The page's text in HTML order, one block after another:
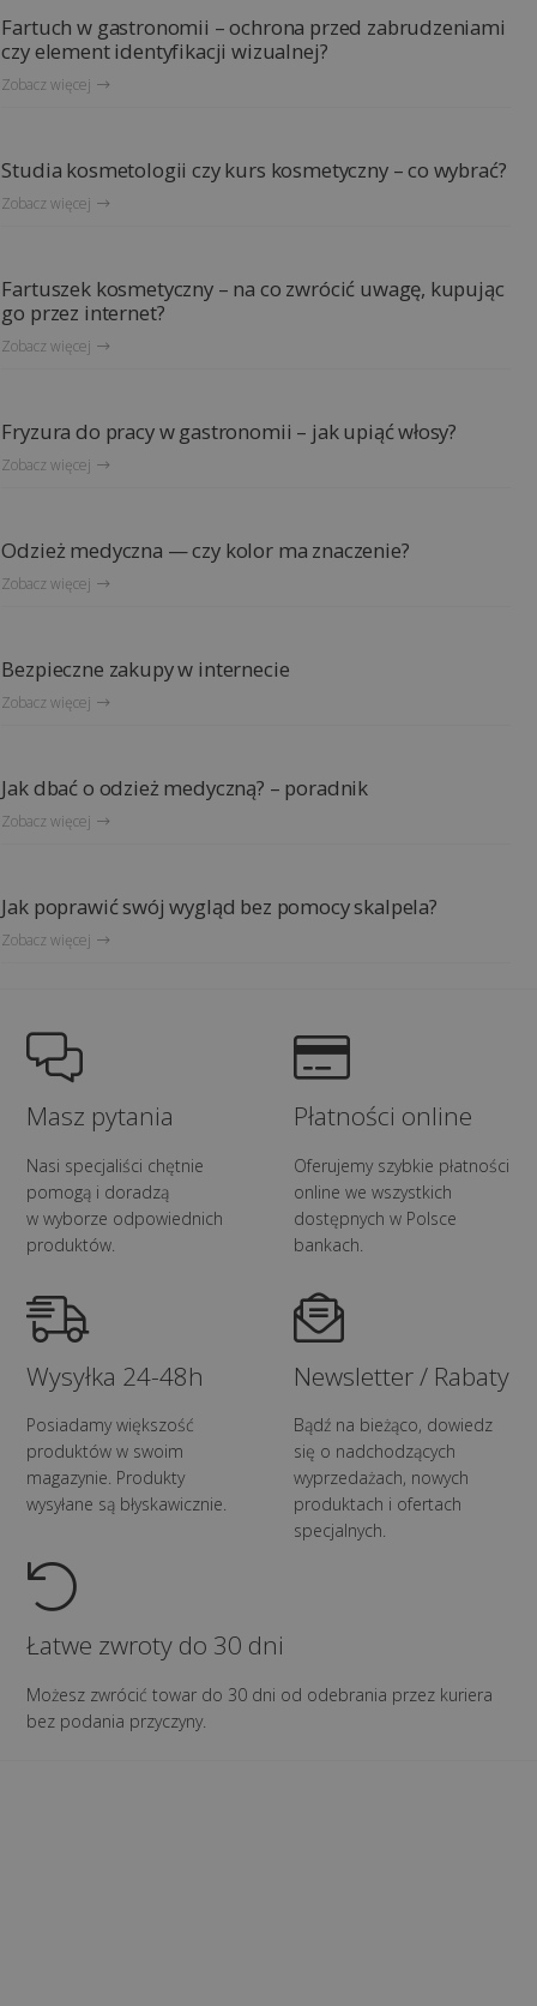
Fartuch w gastronomii – ochrona przed zabrudzeniami
czy element identyfikacji wizualnej?
Zobacz więcej
Studia kosmetologii czy kurs kosmetyczny – co wybrać?
Zobacz więcej
Fartuszek kosmetyczny – na co zwrócić uwagę, kupując
go przez internet?
Zobacz więcej
Fryzura do pracy w gastronomii – jak upiąć włosy?
Zobacz więcej
Odzież medyczna — czy kolor ma znaczenie?
Zobacz więcej
Bezpieczne zakupy w internecie
Zobacz więcej
Jak dbać o odzież medyczną? – poradnik
Zobacz więcej
Jak poprawić swój wygląd bez pomocy skalpela?
Zobacz więcej
Masz pytania
Nasi specjaliści chętnie
pomogą i doradzą
w wyborze odpowiednich
produktów.
Płatności online
Oferujemy szybkie płatności
online we wszystkich
dostępnych w Polsce
bankach.
Wysyłka 24-48h
Posiadamy większość
produktów w swoim
magazynie. Produkty
wysyłane są błyskawicznie.
Newsletter / Rabaty
Bądź na bieżąco, dowiedz
się o nadchodzących
wyprzedażach, nowych
produktach i ofertach
specjalnych.
Łatwe zwroty do 30 dni
Możesz zwrócić towar do 30 dni od odebrania przez kuriera
bez podania przyczyny.